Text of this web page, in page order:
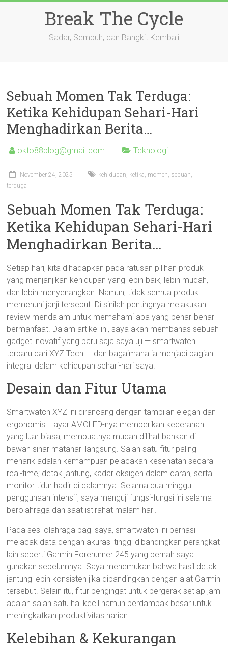
Break The Cycle
Sadar, Sembuh, dan Bangkit Kembali
Sebuah Momen Tak Terduga:
Ketika Kehidupan Sehari-Hari
Menghadirkan Berita…
okto88blog@gmail.com Teknologi
November 24, 2025 kehidupan, ketika, momen, sebuah,
terduga
Sebuah Momen Tak Terduga:
Ketika Kehidupan Sehari-Hari
Menghadirkan Berita…
Setiap hari, kita dihadapkan pada ratusan pilihan produk
yang menjanjikan kehidupan yang lebih baik, lebih mudah,
dan lebih menyenangkan. Namun, tidak semua produk
memenuhi janji tersebut. Di sinilah pentingnya melakukan
review mendalam untuk memahami apa yang benar-benar
bermanfaat. Dalam artikel ini, saya akan membahas sebuah
gadget inovatif yang baru saja saya uji — smartwatch
terbaru dari XYZ Tech — dan bagaimana ia menjadi bagian
integral dalam kehidupan sehari-hari saya.
Desain dan Fitur Utama
Smartwatch XYZ ini dirancang dengan tampilan elegan dan
ergonomis. Layar AMOLED-nya memberikan kecerahan
yang luar biasa, membuatnya mudah dilihat bahkan di
bawah sinar matahari langsung. Salah satu fitur paling
menarik adalah kemampuan pelacakan kesehatan secara
real-time; detak jantung, kadar oksigen dalam darah, serta
monitor tidur hadir di dalamnya. Selama dua minggu
penggunaan intensif, saya menguji fungsi-fungsi ini selama
berolahraga dan saat istirahat malam hari.
Pada sesi olahraga pagi saya, smartwatch ini berhasil
melacak data dengan akurasi tinggi dibandingkan perangkat
lain seperti Garmin Forerunner 245 yang pernah saya
gunakan sebelumnya. Saya menemukan bahwa hasil detak
jantung lebih konsisten jika dibandingkan dengan alat Garmin
tersebut. Selain itu, fitur pengingat untuk bergerak setiap jam
adalah salah satu hal kecil namun berdampak besar untuk
meningkatkan produktivitas harian.
Kelebihan & Kekurangan